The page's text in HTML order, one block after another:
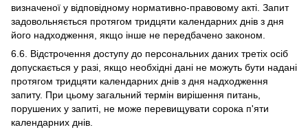
визначеної у відповідному нормативно-правовому акті. Запит
задовольняється протягом тридцяти календарних днів з дня
його надходження, якщо інше не передбачено законом.
6.6. Відстрочення доступу до персональних даних третіх осіб
допускається у разі, якщо необхідні дані не можуть бути надані
протягом тридцяти календарних днів з дня надходження
запиту. При цьому загальний термін вирішення питань,
порушених у запиті, не може перевищувати сорока п'яти
календарних днів.